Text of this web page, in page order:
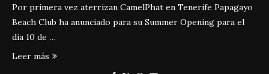
Por primera vez aterrizan CamelPhat en Tenerife Papagayo
Beach Club ha anunciado para su Summer Opening para el
dia 10 de …
Leer más